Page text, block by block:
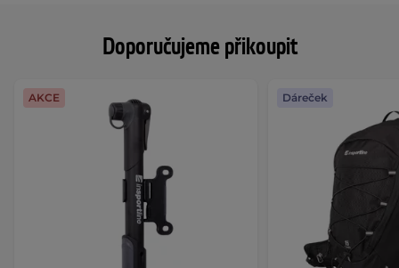
Doporučujeme přikoupit
AKCE Dáreček